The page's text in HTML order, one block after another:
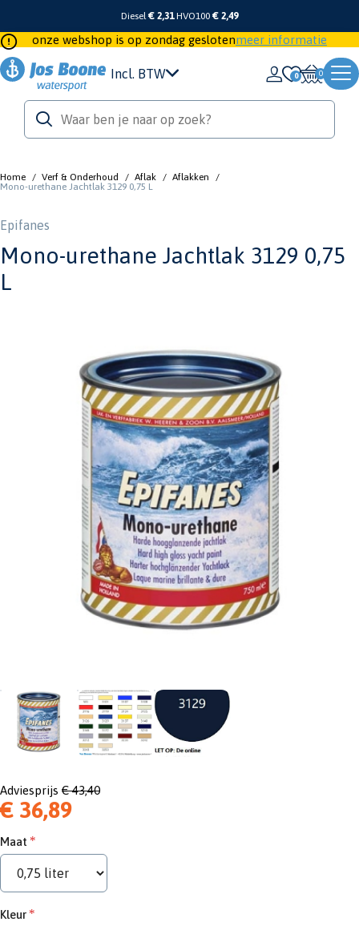
Diesel€ 2,31 HVO100 € 2,49
onze webshop is op zondag geslotenmeer informatie
Incl. BTW 0
Home / Verf & Onderhoud / Aflak / Aflakken
/
Mono-urethane Jachtlak 3129 0,75 L
Epifanes
Mono-urethane Jachtlak 3129 0,75
L
Adviesprijs € 43,40
€ 36,89
Maat
Kleur